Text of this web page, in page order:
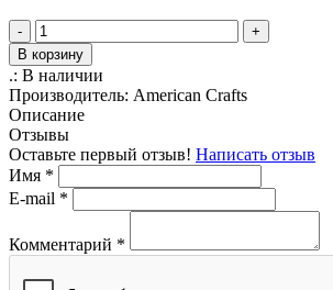
-
+
В корзину
.: В наличии
Производитель: American Crafts
Описание
Отзывы
Оставьте первый отзыв! Написать отзыв
Имя *
E-mail *
Комментарий *